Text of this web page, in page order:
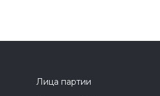
Лица партии